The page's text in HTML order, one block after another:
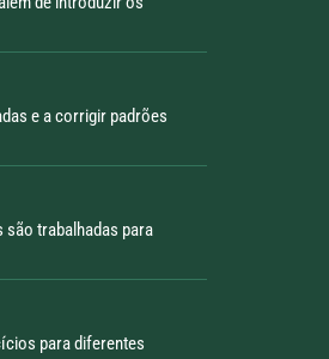
e a corrigir padrões
trabalhadas para
para diferentes